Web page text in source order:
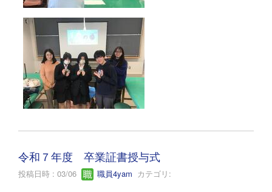
令和７年度 卒業証書授与式
投稿日時 : 03/06 職員4yam カテゴリ: